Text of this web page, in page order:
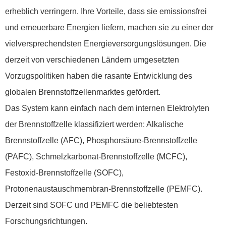
erheblich verringern. Ihre Vorteile, dass sie emissionsfrei
und erneuerbare Energien liefern, machen sie zu einer der
vielversprechendsten Energieversorgungslösungen. Die
derzeit von verschiedenen Ländern umgesetzten
Vorzugspolitiken haben die rasante Entwicklung des
globalen Brennstoffzellenmarktes gefördert.
Das System kann einfach nach dem internen Elektrolyten
der Brennstoffzelle klassifiziert werden: Alkalische
Brennstoffzelle (AFC), Phosphorsäure-Brennstoffzelle
(PAFC), Schmelzkarbonat-Brennstoffzelle (MCFC),
Festoxid-Brennstoffzelle (SOFC),
Protonenaustauschmembran-Brennstoffzelle (PEMFC).
Derzeit sind SOFC und PEMFC die beliebtesten
Forschungsrichtungen.